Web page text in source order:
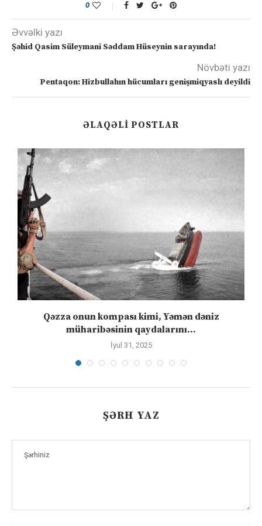
0
Əvvəlki yazı
Şəhid Qasim Süleymani Səddam Hüseynin sarayında!
Növbəti yazı
Pentaqon: Hizbullahın hücumları genişmiqyaslı deyildi
ƏLAQƏLI POSTLAR
Qəzza onun kompası kimi, Yəmən dəniz
müharibəsinin qaydalarını...
İyul 31, 2025
ŞƏRH YAZ